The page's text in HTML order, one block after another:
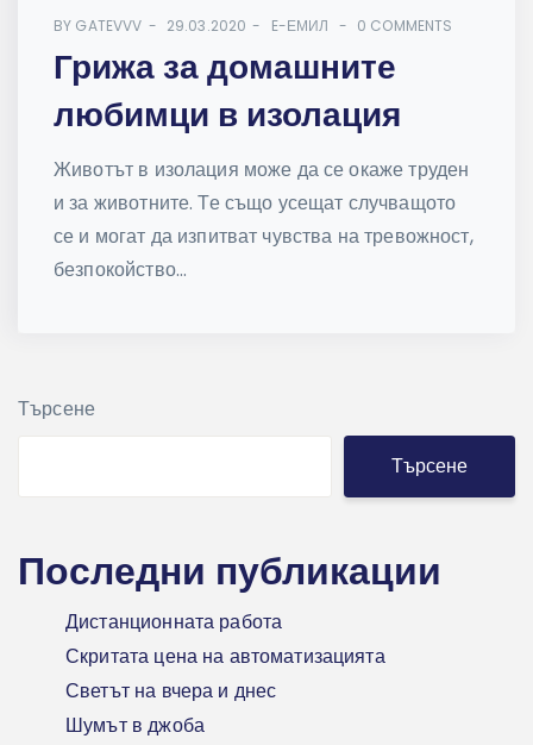
BY GATEVVV 29.03.2020 E-ЕМИЛ 0 COMMENTS
Грижа за домашните
любимци в изолация
Животът в изолация може да се окаже труден
и за животните. Те също усещат случващото
се и могат да изпитват чувства на тревожност,
безпокойство...
Търсене
Търсене
Последни публикации
Дистанционната работа
Скритата цена на автоматизацията
Светът на вчера и днес
Шумът в джоба